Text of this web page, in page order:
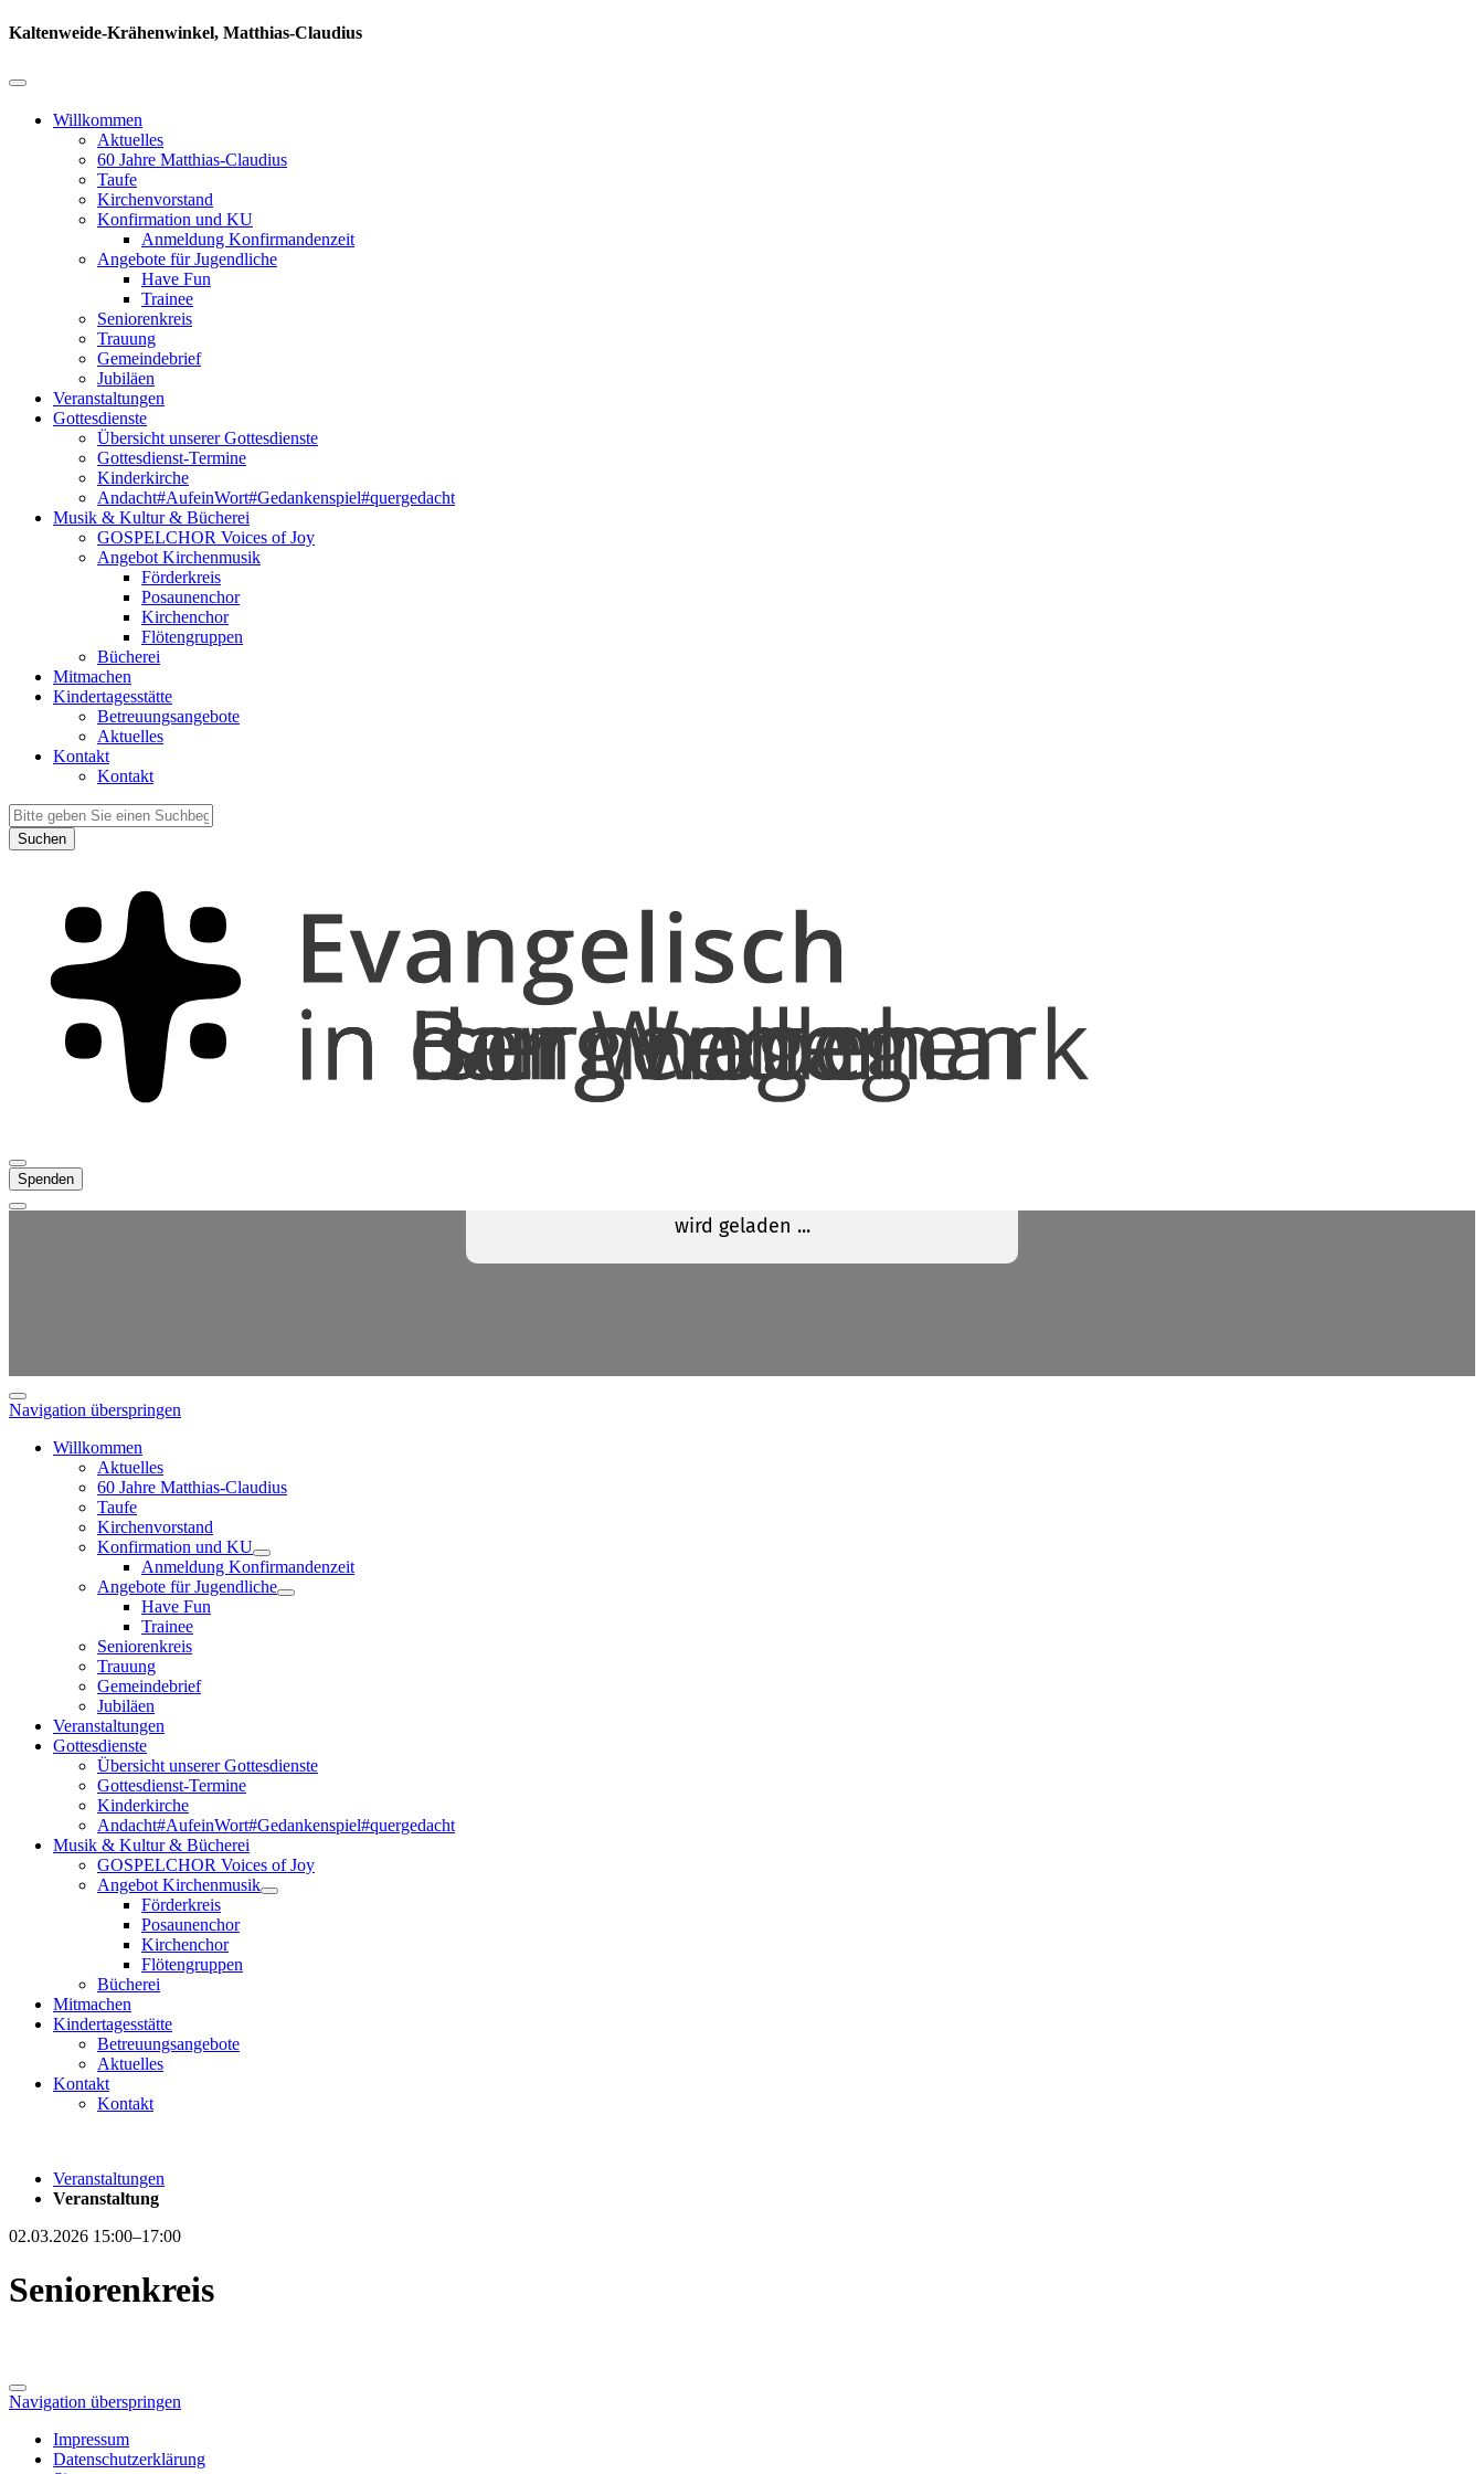
Kaltenweide-Krähenwinkel, Matthias-Claudius
Willkommen
Aktuelles
60 Jahre Matthias-Claudius
Taufe
Kirchenvorstand
Konfirmation und KU
Anmeldung Konfirmandenzeit
Angebote für Jugendliche
Have Fun
Trainee
Seniorenkreis
Trauung
Gemeindebrief
Jubiläen
Veranstaltungen
Gottesdienste
Übersicht unserer Gottesdienste
Gottesdienst-Termine
Kinderkirche
Andacht#AufeinWort#Gedankenspiel#quergedacht
Musik & Kultur & Bücherei
GOSPELCHOR Voices of Joy
Angebot Kirchenmusik
Förderkreis
Posaunenchor
Kirchenchor
Flötengruppen
Bücherei
Mitmachen
Kindertagesstätte
Betreuungsangebote
Aktuelles
Kontakt
Kontakt
Suchen
Spenden
Navigation überspringen
Willkommen
Aktuelles
60 Jahre Matthias-Claudius
Taufe
Kirchenvorstand
Konfirmation und KU
Anmeldung Konfirmandenzeit
Angebote für Jugendliche
Have Fun
Trainee
Seniorenkreis
Trauung
Gemeindebrief
Jubiläen
Veranstaltungen
Gottesdienste
Übersicht unserer Gottesdienste
Gottesdienst-Termine
Kinderkirche
Andacht#AufeinWort#Gedankenspiel#quergedacht
Musik & Kultur & Bücherei
GOSPELCHOR Voices of Joy
Angebot Kirchenmusik
Förderkreis
Posaunenchor
Kirchenchor
Flötengruppen
Bücherei
Mitmachen
Kindertagesstätte
Betreuungsangebote
Aktuelles
Kontakt
Kontakt
Veranstaltungen
Veranstaltung
02.03.2026 15:00–17:00
Seniorenkreis
Navigation überspringen
Impressum
Datenschutzerklärung